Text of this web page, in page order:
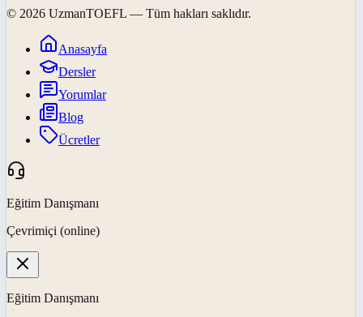
© 2026 UzmanTOEFL — Tüm hakları saklıdır.
Anasayfa
Dersler
Yorumlar
Blog
Ücretler
Eğitim Danışmanı
Çevrimiçi (online)
Eğitim Danışmanı